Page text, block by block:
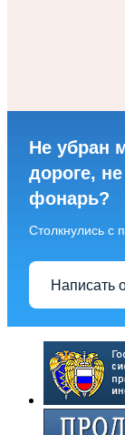
Не убран
дороге,
фонарь?
Столкнулись с
Написать